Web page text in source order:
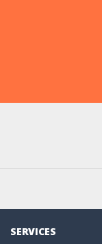
SERVICES